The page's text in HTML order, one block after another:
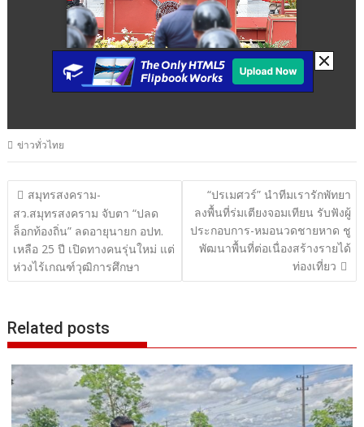
ข่าวทั่วไทย
แนะแนว
เรื่อง
สมุทรสงคราม-
สว.สมุทรสงคราม จับตา “ปลด
ล็อกท้องถิ่น” ลดอายุนายก อปท.
เหลือ 25 ปี เปิดทางคนรุ่นใหม่ แต่
ห่วงไร้เกณฑ์วุฒิการศึกษา
“ปรเมศวร์” นำทีมเรารักพัทยา
ลงพื้นที่ร่มเตียงจอมเทียน รับฟังผู้
ประกอบการ-หมอนวดชายหาด ชู
พัฒนาพื้นที่ต่อเนื่องสร้างรายได้
ท่องเที่ยว
Related posts